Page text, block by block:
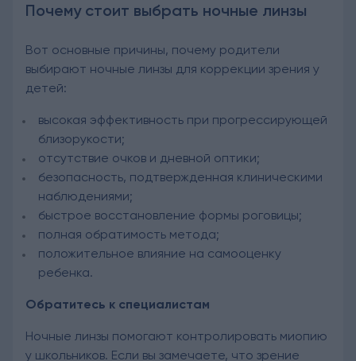
Почему стоит выбрать ночные линзы
Вот основные причины, почему родители
выбирают ночные линзы для коррекции зрения у
детей:
высокая эффективность при прогрессирующей
близорукости;
отсутствие очков и дневной оптики;
безопасность, подтвержденная клиническими
наблюдениями;
быстрое восстановление формы роговицы;
полная обратимость метода;
положительное влияние на самооценку
ребенка.
Обратитесь к специалистам
Ночные линзы помогают контролировать миопию
у школьников. Если вы замечаете, что зрение